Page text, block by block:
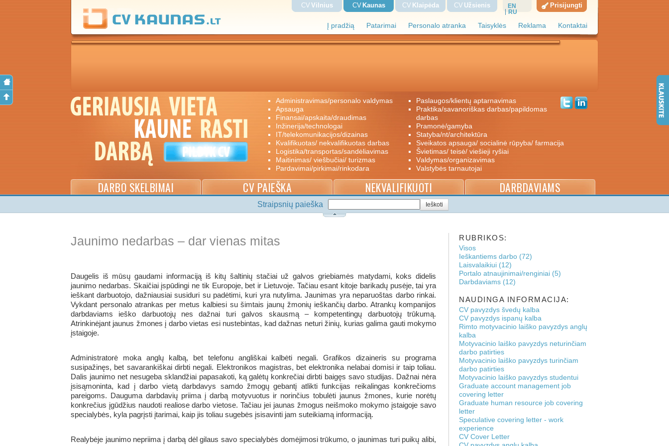
Į pradžią Patarimai Personalo atranka Taisyklės Reklama Kontaktai
CV Vilnius CV Kaunas CV Klaipėda CV Užsienis
EN
RU
Prisijungti
administravimas/personalo valdymas
apsauga
finansai/apskaita/draudimas
inžinerija/technologai
IT/telekomunikacijos/dizainas
kvalifikuotas/ nekvalifikuotas darbas
logistika/transportas/sandėliavimas
maitinimas/ viešbučiai/ turizmas
pardavimai/pirkimai/rinkodara
paslaugos/klientų aptarnavimas
praktika/savanoriškas darbas/papildomas
darbas
pramonė/gamyba
statyba/nt/architektūra
sveikatos apsauga/ socialinė rūpyba/ farmacija
švietimas/ teisė/ viešieji ryšiai
valdymas/organizavimas
valstybės tarnautojai
DARBO SKELBIMAI CV PAIEŠKA NEKVALIFIKUOTI DARBDAVIAMS
Straipsnių paieška
Jaunimo nedarbas – dar vienas mitas
Daugelis iš mūsų gaudami informaciją iš kitų šaltinių stačiai už galvos griebiamės matydami, koks didelis
jaunimo nedarbas. Skaičiai įspūdingi ne tik Europoje, bet ir Lietuvoje. Tačiau esant kitoje barikadų pusėje, tai yra
ieškant darbuotojo, dažniausiai susiduri su padėtimi, kuri yra nutylima. Jaunimas yra neparuoštas darbo rinkai.
Vykdant personalo atrankas per metus kalbiesi su šimtais jaunų žmonių ieškančių darbo. Atrankų kompanijos
darbdaviams ieško darbuotojų nes dažnai turi galvos skausmą – kompetentingų darbuotojų trūkumą.
Atrinkinėjant jaunus žmones į darbo vietas esi nustebintas, kad dažnas neturi žinių, kurias galima gauti mokymo
įstaigoje.
Administratorė moka anglų kalbą, bet telefonu angliškai kalbėti negali. Grafikos dizaineris su programa
susipažinęs, bet savarankiškai dirbti negali. Elektronikos magistras, bet elektronika nelabai domisi ir taip toliau.
Dalis jaunimo net nesugeba sklandžiai papasakoti, ką galėtų konkrečiai dirbti baigęs savo studijas. Dažnai nėra
įsisąmoninta, kad į darbo vietą darbdavys samdo žmogų gebantį atlikti funkcijas reikalingas konkrečioms
pareigoms. Dauguma darbdavių priima į darbą motyvuotus ir norinčius tobulėti jaunus žmones, kurie norėtų
konkrečius įgūdžius naudoti realiose darbo vietose. Tačiau jei jaunas žmogus neišmoko mokymo įstaigoje savo
specialybės, kyla pagrįsti įtarimai, kaip jis toliau sugebės įsisavinti jam suteikiamą informaciją.
Realybėje jaunimo nepriima į darbą dėl gilaus savo specialybės domėjimosi trūkumo, o jaunimas turi puikų alibi,
RUBRIKOS:
Visos
Ieškantiems darbo (72)
Laisvalaikiui (12)
Portalo atnaujinimai/renginiai (5)
Darbdaviams (12)
NAUDINGA INFORMACIJA:
CV pavyzdys švedų kalba
CV pavyzdys ispanų kalba
Rimto motyvacinio laiško pavyzdys anglų
kalba
Motyvacinio laiško pavyzdys neturinčiam
darbo patirties
Motyvacinio laiško pavyzdys turinčiam
darbo patirties
Motyvacinio laiško pavyzdys studentui
Graduate account management job
covering letter
Graduate human resource job covering
letter
Speculative covering letter - work
experience
CV Cover Letter